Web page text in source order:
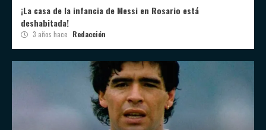
¡La casa de la infancia de Messi en Rosario está
deshabitada!
3 años hace Redacción